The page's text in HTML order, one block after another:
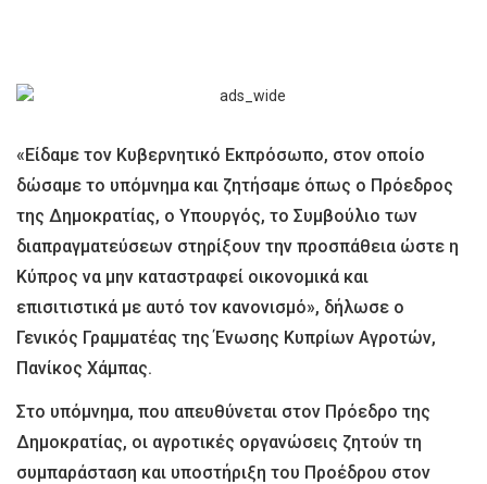
«Είδαμε τον Κυβερνητικό Εκπρόσωπο, στον οποίο
δώσαμε το υπόμνημα και ζητήσαμε όπως ο Πρόεδρος
της Δημοκρατίας, ο Υπουργός, το Συμβούλιο των
διαπραγματεύσεων στηρίξουν την προσπάθεια ώστε η
Κύπρος να μην καταστραφεί οικονομικά και
επισιτιστικά με αυτό τον κανονισμό», δήλωσε ο
Γενικός Γραμματέας της Ένωσης Κυπρίων Αγροτών,
Πανίκος Χάμπας.
Στο υπόμνημα, που απευθύνεται στον Πρόεδρο της
Δημοκρατίας, οι αγροτικές οργανώσεις ζητούν τη
συμπαράσταση και υποστήριξη του Προέδρου στον